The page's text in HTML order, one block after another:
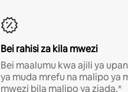
Bei rahisi za kila mwezi
Bei maalumu kwa ajili ya
ya muda mrefu na malipo ya
mwezi bila malipo ya ziada.*